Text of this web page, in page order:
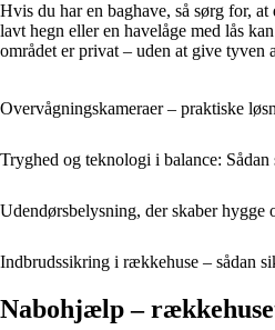
Hvis du har en baghave, så sørg for,
lavt hegn eller en havelåge med lås
området er privat – uden at give tyven
Overvågningskameraer – praktiske
Tryghed og teknologi i balance:
Udendørsbelysning, der skaber hygge
Indbrudssikring i rækkehuse – sådan
Nabohjælp –